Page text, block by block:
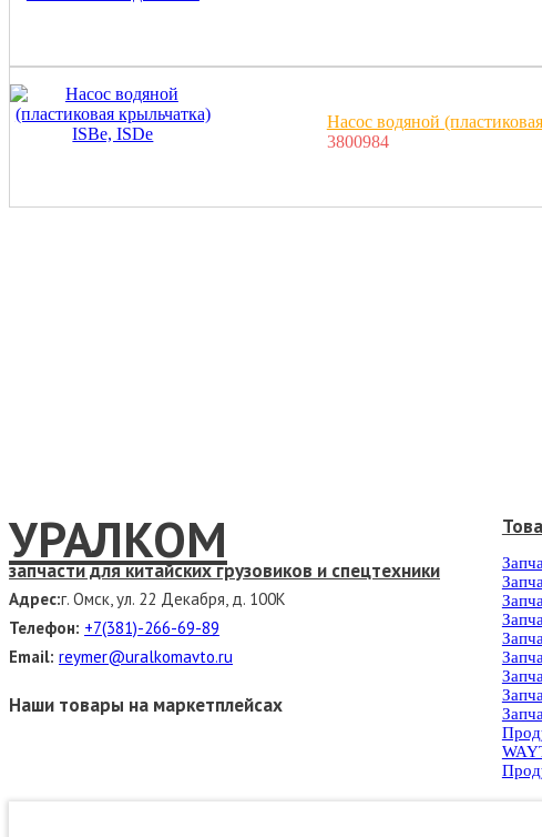
Насос водяной
3800984
УРАЛКОМ
запчасти для китайских грузовиков и спецтехники
Адрес:г. Омск, ул. 22 Декабря, д. 100К
Телефон: +7(381)-266-69-89
Email: reymer@uralkomavto.ru
Наши товары на маркетплейсах